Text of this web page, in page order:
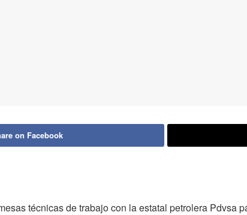
on Facebook
técnicas de trabajo con la estatal petrolera Pdvsa